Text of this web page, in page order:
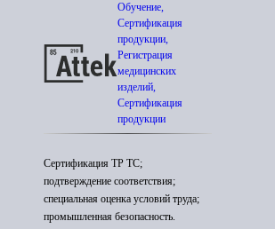
Обучение,
Сертификация
продукции,
Регистрация
медицинских
изделий,
Сертификация
продукции
Сертификация ТР ТС;
подтверждение соответствия;
специальная оценка условий труда;
промышленная безопасность.